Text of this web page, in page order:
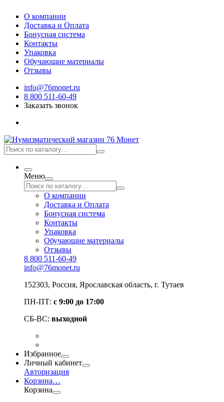
О компании
Доставка и Оплата
Бонусная система
Контакты
Упаковка
Обучающие материалы
Отзывы
info@76monet.ru
8 800 511-60-49
Заказать звонок
Меню
О компании
Доставка и Оплата
Бонусная система
Контакты
Упаковка
Обучающие материалы
Отзывы
8 800 511-60-49
info@76monet.ru
152303, Россия, Ярославская область, г. Тутаев
ПН-ПТ: с 9:00 до 17:00
СБ-ВС: выходной
Избранное
Личный кабинет
Авторизация
Корзина…
Корзина